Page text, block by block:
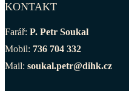
KONTAKT
Farář: P. Petr Soukal
Mobil: 736 704 332
Mail: soukal.petr@dihk.cz